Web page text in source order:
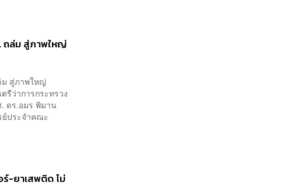
ถล่ม สู่ภาพใหญ่
ม สู่ภาพใหญ่
ว่าการกระทรวง
ดร.อมร พิมาน
ย์ประจำคณะ
ร์-ยาเสพติด ไม่